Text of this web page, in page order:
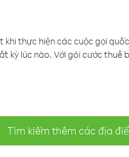
thực hiện các cuộc gọi
kỳ lúc nào. Với gói cước
Tìm kiếm thêm các địa